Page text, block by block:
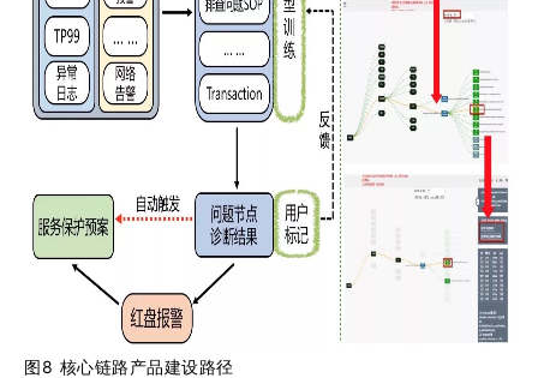
图8 核心链路产品建设路径